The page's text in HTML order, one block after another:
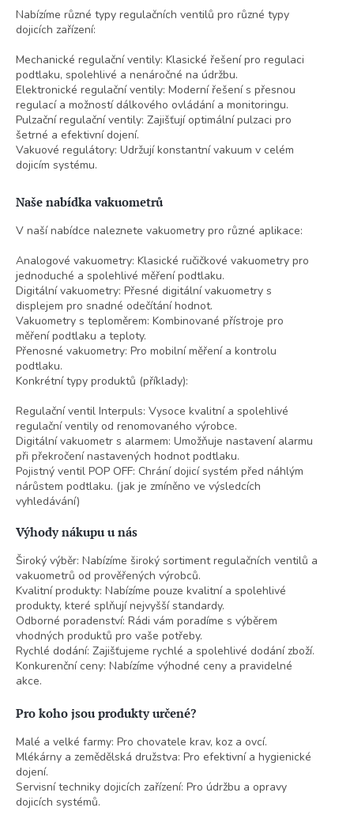
Nabízíme různé typy regulačních ventilů pro různé typy
dojicích zařízení:
Mechanické regulační ventily: Klasické řešení pro regulaci
podtlaku, spolehlivé a nenáročné na údržbu.
Elektronické regulační ventily: Moderní řešení s přesnou
regulací a možností dálkového ovládání a monitoringu.
Pulzační regulační ventily: Zajišťují optimální pulzaci pro
šetrné a efektivní dojení.
Vakuové regulátory: Udržují konstantní vakuum v celém
dojicím systému.
Naše nabídka vakuometrů
V naší nabídce naleznete vakuometry pro různé aplikace:
Analogové vakuometry: Klasické ručičkové vakuometry pro
jednoduché a spolehlivé měření podtlaku.
Digitální vakuometry: Přesné digitální vakuometry s
displejem pro snadné odečítání hodnot.
Vakuometry s teploměrem: Kombinované přístroje pro
měření podtlaku a teploty.
Přenosné vakuometry: Pro mobilní měření a kontrolu
podtlaku.
Konkrétní typy produktů (příklady):
Regulační ventil Interpuls: Vysoce kvalitní a spolehlivé
regulační ventily od renomovaného výrobce.
Digitální vakuometr s alarmem: Umožňuje nastavení alarmu
při překročení nastavených hodnot podtlaku.
Pojistný ventil POP OFF: Chrání dojicí systém před náhlým
nárůstem podtlaku. (jak je zmíněno ve výsledcích
vyhledávání)
Výhody nákupu u nás
Široký výběr: Nabízíme široký sortiment regulačních ventilů a
vakuometrů od prověřených výrobců.
Kvalitní produkty: Nabízíme pouze kvalitní a spolehlivé
produkty, které splňují nejvyšší standardy.
Odborné poradenství: Rádi vám poradíme s výběrem
vhodných produktů pro vaše potřeby.
Rychlé dodání: Zajišťujeme rychlé a spolehlivé dodání zboží.
Konkurenční ceny: Nabízíme výhodné ceny a pravidelné
akce.
Pro koho jsou produkty určené?
Malé a velké farmy: Pro chovatele krav, koz a ovcí.
Mlékárny a zemědělská družstva: Pro efektivní a hygienické
dojení.
Servisní techniky dojicích zařízení: Pro údržbu a opravy
dojicích systémů.